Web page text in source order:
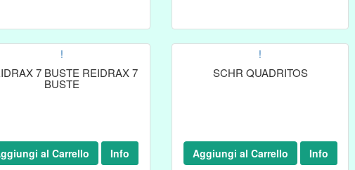
!
7 BUSTE REIDRAX 7
BUSTE
al Carrello Info
!
SCHR QUADRITOS
Aggiungi al Carrello Info